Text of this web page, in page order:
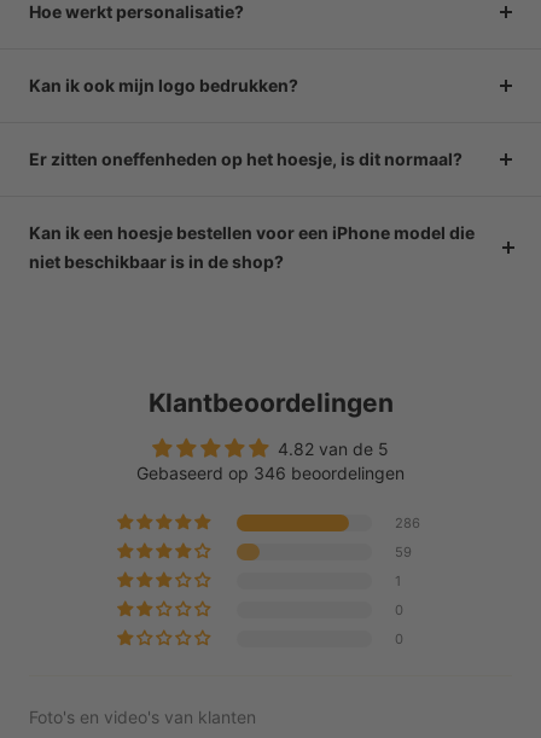
Hoe werkt personalisatie?
Kan ik ook mijn logo bedrukken?
Er zitten oneffenheden op het hoesje, is dit normaal?
Kan ik een hoesje bestellen voor een iPhone model die
niet beschikbaar is in de shop?
Klantbeoordelingen
4.82 van de 5
Gebaseerd op 346 beoordelingen
286
59
1
0
0
Foto's en video's van klanten